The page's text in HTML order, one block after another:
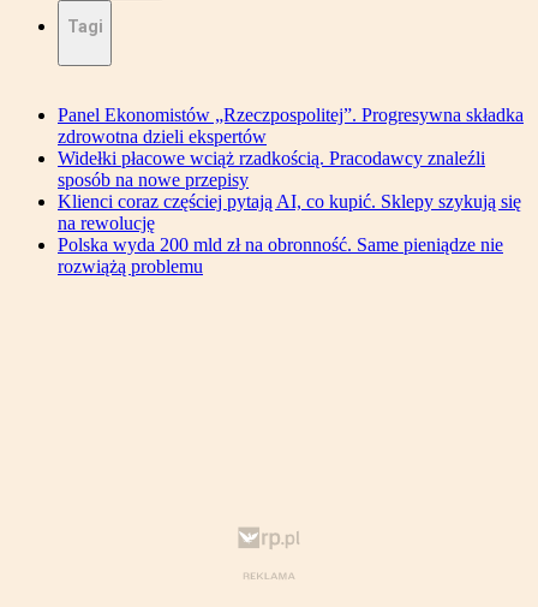
Tagi
Panel Ekonomistów „Rzeczpospolitej”. Progresywna składka
zdrowotna dzieli ekspertów
Widełki płacowe wciąż rzadkością. Pracodawcy znaleźli
sposób na nowe przepisy
Klienci coraz częściej pytają AI, co kupić. Sklepy szykują się
na rewolucję
Polska wyda 200 mld zł na obronność. Same pieniądze nie
rozwiążą problemu